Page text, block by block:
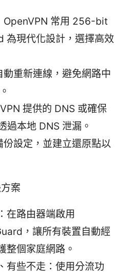
OpenVPN 常用 256-bit
為現代化設計，選擇高效
動重新連線，避免網路中
提供的 DNS 或確保
過本地 DNS 泄漏。
設定，並建立還原點以
案
在路由器端啟用
，讓所有裝置自動經
整個家庭網路。
有些不走：使用分流功